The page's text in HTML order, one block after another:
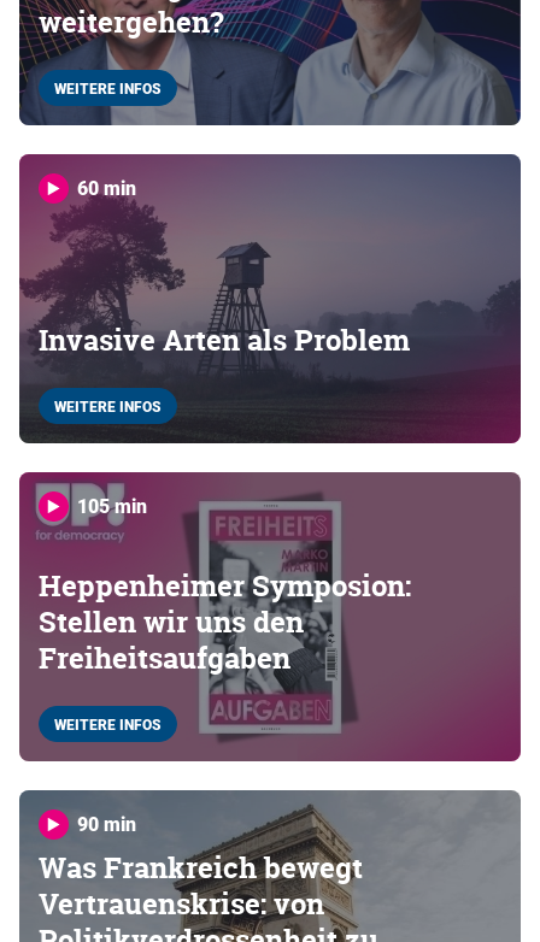
weitergehen?
WEITERE INFOS
60 min
Invasive Arten als Problem
WEITERE INFOS
105 min
Heppenheimer Symposion:
Stellen wir uns den
Freiheitsaufgaben
WEITERE INFOS
90 min
Was Frankreich bewegt
Vertrauenskrise: von